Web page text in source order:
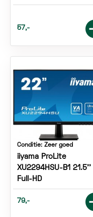
57,-
Conditie: Zeer goed
iiyama ProLite
XU2294HSU-B1 21.5''
Full-HD
79,-